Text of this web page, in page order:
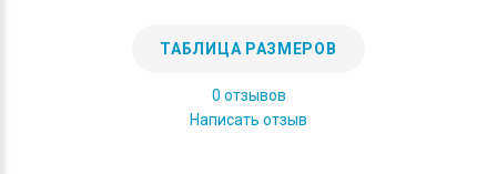
ТАБЛИЦА РАЗМЕРОВ
0 отзывов
Написать отзыв